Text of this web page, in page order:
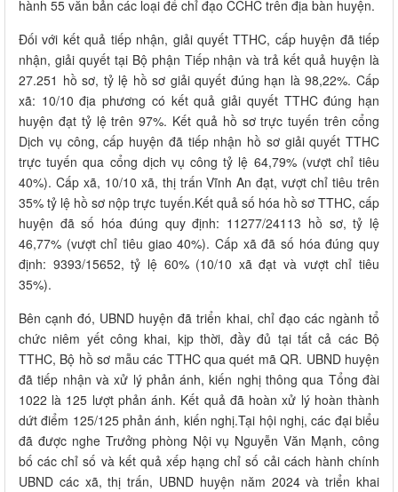
hành 55 văn bản các loại để chỉ đạo CCHC trên địa bàn huyện.
Đối với kết quả tiếp nhận, giải quyết TTHC, cấp huyện đã tiếp
nhận, giải quyết tại Bộ phận Tiếp nhận và trả kết quả huyện là
27.251 hồ sơ, tỷ lệ hồ sơ giải quyết đúng hạn là 98,22%. Cấp
xã: 10/10 địa phương có kết quả giải quyết TTHC đúng hạn
huyện đạt tỷ lệ trên 97%. Kết quả hồ sơ trực tuyến trên cổng
Dịch vụ công, cấp huyện đã tiếp nhận hồ sơ giải quyết TTHC
trực tuyến qua cổng dịch vụ công tỷ lệ 64,79% (vượt chỉ tiêu
40%). Cấp xã, 10/10 xã, thị trấn Vĩnh An đạt, vượt chỉ tiêu trên
35% tỷ lệ hồ sơ nộp trực tuyến.Kết quả số hóa hồ sơ TTHC, cấp
huyện đã số hóa đúng quy định: 11277/24113 hồ sơ, tỷ lệ
46,77% (vượt chỉ tiêu giao 40%). Cấp xã đã số hóa đúng quy
định: 9393/15652, tỷ lệ 60% (10/10 xã đạt và vượt chỉ tiêu
35%).
Bên cạnh đó, UBND huyện đã triển khai, chỉ đạo các ngành tổ
chức niêm yết công khai, kịp thời, đầy đủ tại tất cả các Bộ
TTHC, Bộ hồ sơ mẫu các TTHC qua quét mã QR. UBND huyện
đã tiếp nhận và xử lý phản ánh, kiến nghị thông qua Tổng đài
1022 là 125 lượt phản ánh. Kết quả đã hoàn xử lý hoàn thành
dứt điểm 125/125 phản ánh, kiến nghị.Tại hội nghị, các đại biểu
đã được nghe Trưởng phòng Nội vụ Nguyễn Văn Mạnh, công
bố các chỉ số và kết quả xếp hạng chỉ số cải cách hành chính
UBND các xã, thị trấn, UBND huyện năm 2024 và triển khai